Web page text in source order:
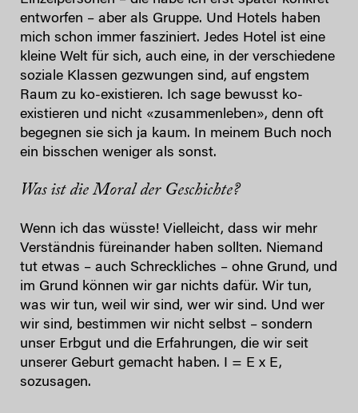
entworfen – aber als Gruppe. Und Hotels haben
mich schon immer fasziniert. Jedes Hotel ist eine
kleine Welt für sich, auch eine, in der verschiedene
soziale Klassen gezwungen sind, auf engstem
Raum zu ko-existieren. Ich sage bewusst ko-
existieren und nicht «zusammenleben», denn oft
begegnen sie sich ja kaum. In meinem Buch noch
ein bisschen weniger als sonst.
Was ist die Moral der Geschichte?
Wenn ich das wüsste! Vielleicht, dass wir mehr
Verständnis füreinander haben sollten. Niemand
tut etwas – auch Schreckliches – ohne Grund, und
im Grund können wir gar nichts dafür. Wir tun,
was wir tun, weil wir sind, wer wir sind. Und wer
wir sind, bestimmen wir nicht selbst – sondern
unser Erbgut und die Erfahrungen, die wir seit
unserer Geburt gemacht haben. I = E x E,
sozusagen.